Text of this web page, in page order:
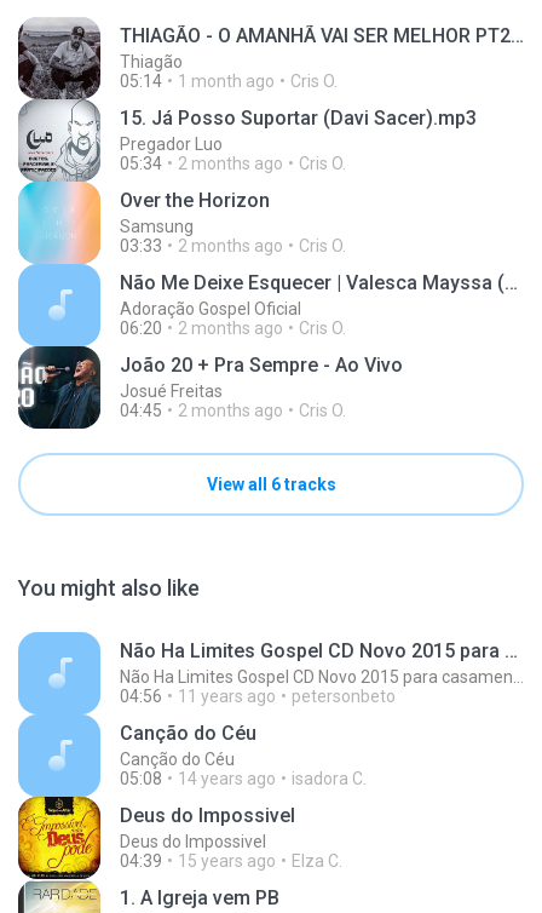
THIAGÃO - O AMANHÃ VAI SER MELHOR PT2(prod. Pêpa Beatmaker)
Thiagão
05:14
1 month ago Cris O.
15. Já Posso Suportar (Davi Sacer).mp3
Pregador Luo
05:34
2 months ago Cris O.
Over the Horizon
Samsung
03:33
2 months ago Cris O.
Não Me Deixe Esquecer | Valesca Mayssa (Single 2026 Ao Vivo)
Adoração Gospel Oficial
06:20
2 months ago Cris O.
João 20 + Pra Sempre - Ao Vivo
Josué Freitas
04:45
2 months ago Cris O.
View all 6 tracks
You might also like
Não Ha Limites Gospel CD Novo 2015 para casamento casal musica romantica
04:56
11 years ago petersonbeto
Canção do Céu
Canção do Céu
05:08
14 years ago isadora C.
Deus do Impossivel
Deus do Impossivel
04:39
15 years ago Elza C.
1. A Igreja vem PB